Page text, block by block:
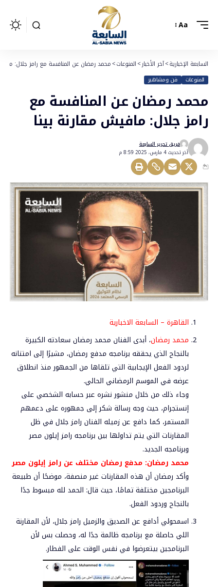
Aa
السابعة الإخبارية>آخر الأخبار>المنوعات>محمد رمضان عن المنافسة مع رامز جلال:
المنوعات فن ومشاهير
محمد رمضان عن المنافسة مع
رامز جلال: مافيش مقارنة بينا
أخر تحديث 4 مارس، 2025 8:59 م
فريق تحرير السابعة
القاهرة – السابعة الاخبارية
محمد رمضان، أبدى الفنان محمد رمضان سعادته الكبيرة
بالنجاح الذي يحققه برنامجه مدفع رمضان، مشيرًا إلى امتنانه
لردود الفعل الإيجابية التي تلقاها من الجمهور منذ انطلاق
عرضه في الموسم الرمضاني الحالي.
وجاء ذلك من خلال منشور نشره عبر حسابه الشخصي على
إنستجرام، حيث وجه رسالة شكر إلى جمهوره على دعمهم
المستمر، كما دافع عن زميله الفنان رامز جلال في ظل
المقارنات التي يتم تداولها بين برنامجه رامز إيلون مصر
وبرنامجه الجديد.
محمد رمضان: مدفع رمضان مختلف عن رامز إيلون مصر
وأكد رمضان أن هذه المقارنات غير منصفة، موضحًا أن طبيعة
البرنامجين مختلفة تمامًا، حيث قال: الحمد لله مبسوط جدًا
بالنجاح وردود الفعل.
اسمحولي أدافع عن الصديق والزميل رامز جلال، لأن المقارنة
اللي حاصلة مع برنامجه ظالمة جدًا له، وحصلت بس لأن
البرنامجين بيتعرضوا في نفس الوقت على الفطار.